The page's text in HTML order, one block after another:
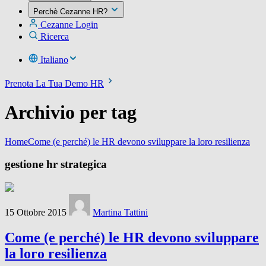
Perchè Cezanne HR?
Cezanne Login
Ricerca
Italiano
Prenota La Tua Demo HR
Archivio per tag
HomeCome (e perché) le HR devono sviluppare la loro resilienza
gestione hr strategica
15 Ottobre 2015 Martina Tattini
Come (e perché) le HR devono sviluppare
la loro resilienza